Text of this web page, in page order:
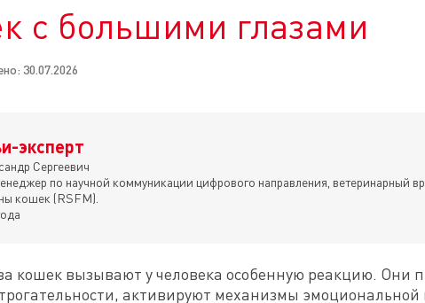
с большими глазами
30.07.2026
эксперт
Сергеевич
по научной коммуникации цифрового направления, ветеринарный
кошек (RSFM).
кошек вызывают у человека особенную реакцию. Они
активируют механизмы